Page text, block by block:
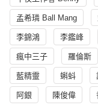
孟希璘 Ball Mang
李錦鴻 李鑑峰
瘋中三子 羅倫斯
藍精靈 蝌蚪
阿銀 陳俊偉